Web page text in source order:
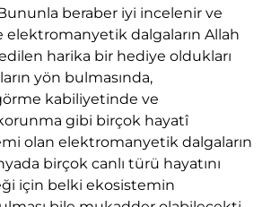
beraber iyi incelenir ve
dalgaların Allah
harika bir hediye oldukları
yön bulmasında,
kabiliyetinde ve
gibi birçok hayatî
olan elektromanyetik dalgaların
birçok canlı türü hayatını
için belki ekosistemin